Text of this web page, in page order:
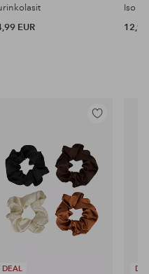
EUR
Iso
12,99
DEAL
Lisää